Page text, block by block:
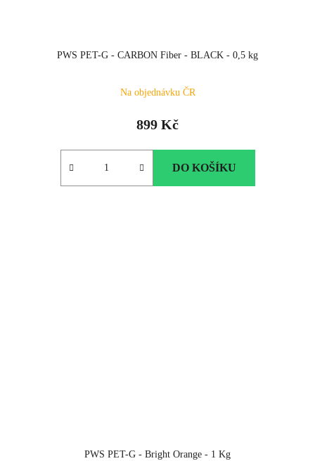
PWS PET-G - CARBON Fiber - BLACK - 0,5 kg
Na objednávku ČR
899 Kč
DO KOŠÍKU
PWS PET-G - Bright Orange - 1 Kg